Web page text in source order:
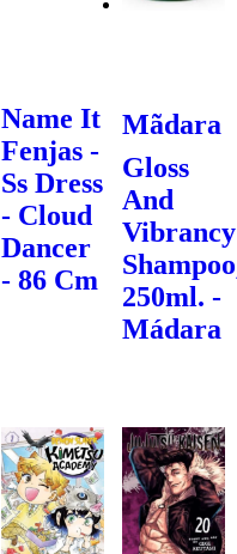
Name It
Fenjas -
Ss Dress
- Cloud
Dancer
- 86 Cm
Mãdara
Gloss
And
Vibrancy
250ml. -
Mádara